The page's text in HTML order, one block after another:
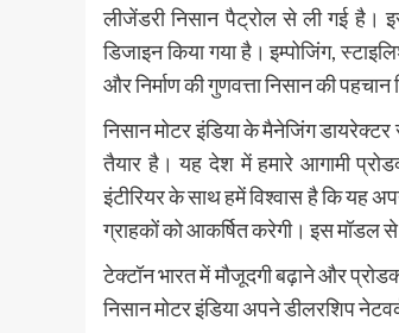
लीजेंडरी निसान पैट्रोल से ली गई
डिजाइन किया गया है। इम्पोजिंग,
और निर्माण की गुणवत्ता निसान की
निसान मोटर इंडिया के मैनेजिंग
तैयार है। यह देश में हमारे आगामी
इंटीरियर के साथ हमें विश्वास है कि यह
ग्राहकों को आकर्षित करेगी। इस मॉडल
टेक्टॉन भारत में मौजूदगी बढ़ाने और
निसान मोटर इंडिया अपने डीलरशिप